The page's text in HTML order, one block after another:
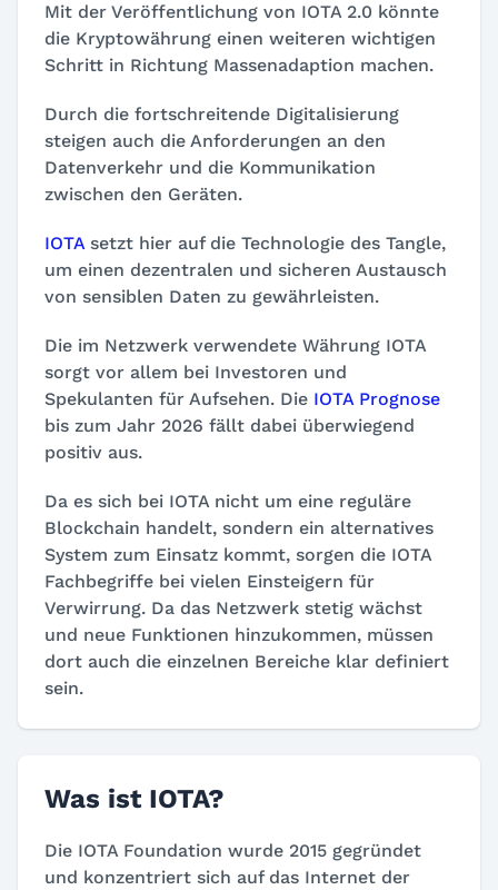
Mit der Veröffentlichung von IOTA 2.0 könnte
die Kryptowährung einen weiteren wichtigen
Schritt in Richtung Massenadaption machen.
Durch die fortschreitende Digitalisierung
steigen auch die Anforderungen an den
Datenverkehr und die Kommunikation
zwischen den Geräten.
IOTAsetzt hier auf die Technologie des Tangle,
um einen dezentralen und sicheren Austausch
von sensiblen Daten zu gewährleisten.
Die im Netzwerk verwendete Währung IOTA
sorgt vor allem bei Investoren und
Spekulanten für Aufsehen. Die IOTA Prognose
bis zum Jahr 2026 fällt dabei überwiegend
positiv aus.
Da es sich bei IOTA nicht um eine reguläre
Blockchain handelt, sondern ein alternatives
System zum Einsatz kommt, sorgen die IOTA
Fachbegriffe bei vielen Einsteigern für
Verwirrung. Da das Netzwerk stetig wächst
und neue Funktionen hinzukommen, müssen
dort auch die einzelnen Bereiche klar definiert
sein.
Was ist IOTA?
Die IOTA Foundation wurde 2015 gegründet
und konzentriert sich auf das Internet der